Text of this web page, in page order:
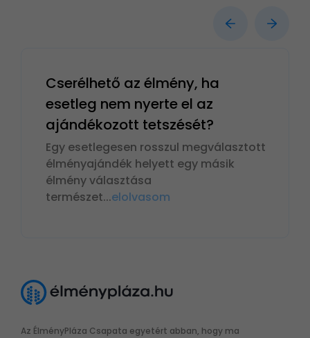
Cserélhető az élmény, ha
esetleg nem nyerte el az
ajándékozott tetszését?
Egy esetlegesen rosszul megválasztott
élményajándék helyett egy másik
élmény választása
természet...elolvasom
Az ÉlményPláza Csapata egyetért abban, hogy ma